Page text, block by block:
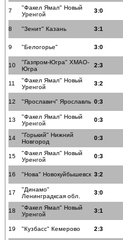
7
"Факел Ямал" Новый
Уренгой
3:0
8 "Зенит" Казань 3:1
9 "Белогорье" 3:0
10
"Газпром-Югра" ХМАО-
Югра
2:3
11
"Факел Ямал" Новый
Уренгой
3:2
12 "Ярославич" Ярославль 0:3
13
"Факел Ямал" Новый
Уренгой
0:3
14
"Горький" Нижний
Новгород
0:3
15
"Факел Ямал" Новый
Уренгой
0:3
16 "Нова" Новокуйбышевск 3:2
17
"Динамо"
Ленинградксая обл.
3:0
18
"Факел Ямал" Новый
Уренгой
3:1
19 "Кузбасс" Кемерово 2:3